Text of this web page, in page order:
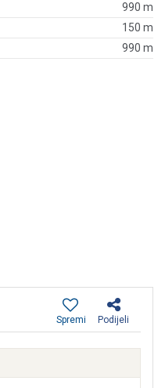
990 m
150 m
990 m
Podijeli
Spremi